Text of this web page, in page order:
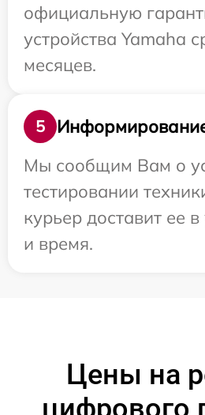
официальную
устройства Yamaha
месяцев.
5
Мы сообщим Вам о
тестировании
курьер доставит ее
и время.
Цены на